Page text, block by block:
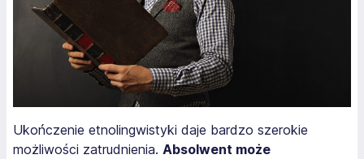
Ukończenie etnolingwistyki daje bardzo szerokie
możliwości zatrudnienia. Absolwent może